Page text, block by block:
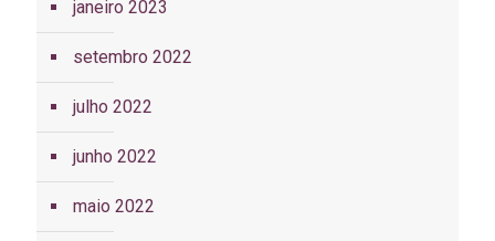
janeiro 2023
setembro 2022
julho 2022
junho 2022
maio 2022